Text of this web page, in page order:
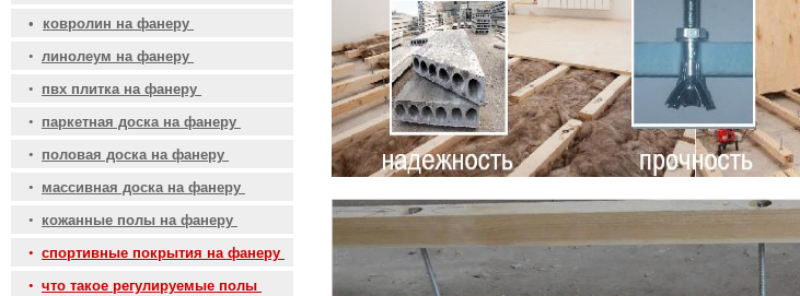
•
ковролин на фанеру
• линолеум на фанеру
• пвх плитка на фанеру
• паркетная доска на фанеру
• половая доска на фанеру
• массивная доска на фанеру
• кожанные полы на фанеру
• спортивные покрытия на фанеру
• что такое регулируемые полы